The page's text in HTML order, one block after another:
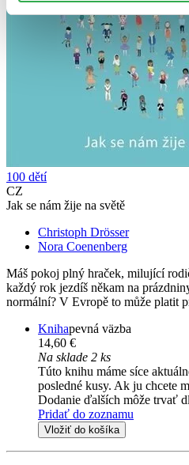
100 dětí
CZ
Jak se nám žije na světě
Christoph Drösser
Nora Coenenberg
Máš pokoj plný hraček, milující
každý rok jezdíš někam na
normální? V Evropě to může platit
Knihapevná väzba
14,60 €
Na sklade 2 ks
Túto knihu máme síce
posledné kusy. Ak ju chcete
Dodanie ďalších môže trvať
Pridať do zoznamu
Vložiť do košíka